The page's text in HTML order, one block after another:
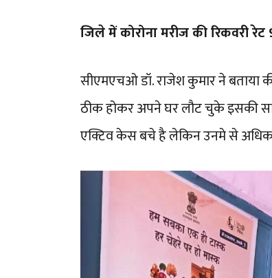
जिले में कोरोना मरीज की रिकवरी रेट
सीएमएचओ डॉ. राजेश कुमार ने बताया
ठीक होकर अपने घर लौट चुके इसकी
एक्टिव केस बचे है लेकिन उनमे से